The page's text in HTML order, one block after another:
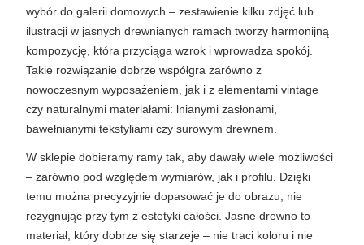
wybór do galerii domowych – zestawienie kilku zdjęć lub
ilustracji w jasnych drewnianych ramach tworzy harmonijną
kompozycję, która przyciąga wzrok i wprowadza spokój.
Takie rozwiązanie dobrze współgra zarówno z
nowoczesnym wyposażeniem, jak i z elementami vintage
czy naturalnymi materiałami: lnianymi zasłonami,
bawełnianymi tekstyliami czy surowym drewnem.
W sklepie dobieramy ramy tak, aby dawały wiele możliwości
– zarówno pod względem wymiarów, jak i profilu. Dzięki
temu można precyzyjnie dopasować je do obrazu, nie
rezygnując przy tym z estetyki całości. Jasne drewno to
materiał, który dobrze się starzeje – nie traci koloru i nie